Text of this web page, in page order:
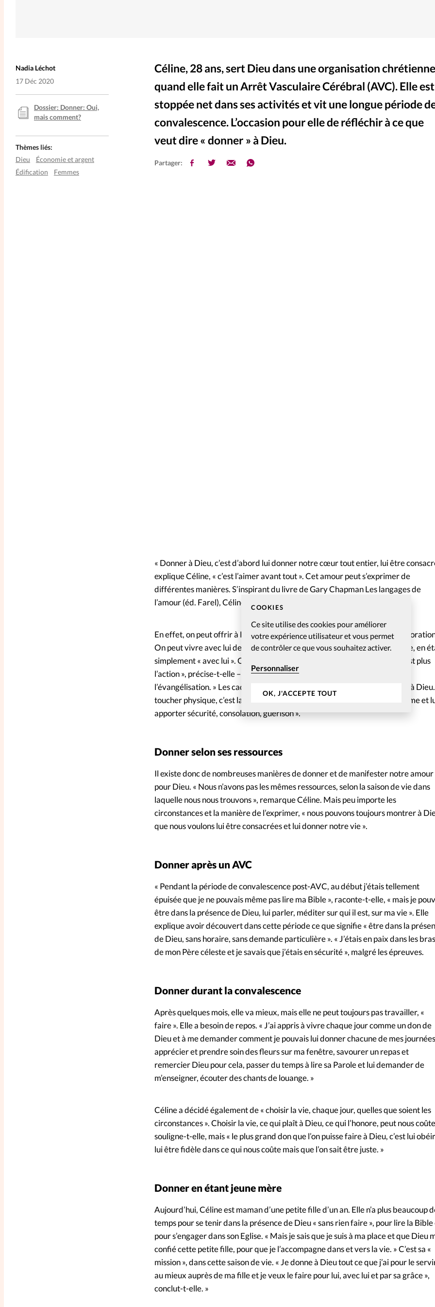
COOKIES
Ce site utilise des cookies pour améliorer
votre expérience utilisateur et vous permet
de contrôler ce que vous souhaitez activer.
Personnaliser
OK, J'ACCEPTE TOUT
Céline, 28 ans, sert Dieu dans une organisation chrétienne
quand elle fait un Arrêt Vasculaire Cérébral (AVC). Elle est
stoppée net dans ses activités et vit une longue période
convalescence. L’occasion pour elle de réfléchir à ce que
veut dire « donner » à Dieu.
Nadia Léchot
17 Déc 2020
Partager:
« Donner à Dieu, c’est d’abord lui donner notre cœur tout entier, lui être
explique Céline, « c’est l’aimer avant tout ». Cet amour peut s’exprimer de
différentes manières. S’inspirant du livre de Gary Chapman Les langages de
l’amour (éd. Farel), Céline évoque plusieurs façons de donner à Dieu.
En effet, on peut offrir à Dieu des paroles valorisantes par la louange,
On peut vivre avec lui des temps de qualité, en se tenant dans sa présence, en
simplement « avec lui ». On peut donner par les services rendus – « ça, c’est plus
l’action », précise-t-elle – « le service à l’Eglise, aux autres chrétiens ou
l’évangélisation. » Les cadeaux peuvent se référer à l’argent qu’on donne à
toucher physique, c’est laisser « Dieu, notre Père céleste, toucher notre âme et
apporter sécurité, consolation, guérison ».
Donner selon ses ressources
Il existe donc de nombreuses manières de donner et de manifester notre amour
pour Dieu. « Nous n’avons pas les mêmes ressources, selon la saison de vie dans
laquelle nous nous trouvons », remarque Céline. Mais peu importe les
circonstances et la manière de l’exprimer, « nous pouvons toujours montrer à
que nous voulons lui être consacrées et lui donner notre vie ».
Donner après un AVC
« Pendant la période de convalescence post-AVC, au début j’étais tellement
épuisée que je ne pouvais même pas lire ma Bible », raconte-t-elle, « mais je
être dans la présence de Dieu, lui parler, méditer sur qui il est, sur ma vie ». Elle
explique avoir découvert dans cette période ce que signifie « être dans la
de Dieu, sans horaire, sans demande particulière ». « J’étais en paix dans les bras
de mon Père céleste et je savais que j’étais en sécurité », malgré les épreuves.
Donner durant la convalescence
Après quelques mois, elle va mieux, mais elle ne peut toujours pas travailler, «
faire ». Elle a besoin de repos. « J’ai appris à vivre chaque jour comme un don de
Dieu et à me demander comment je pouvais lui donner chacune de mes
apprécier et prendre soin des fleurs sur ma fenêtre, savourer un repas et
remercier Dieu pour cela, passer du temps à lire sa Parole et lui demander de
m’enseigner, écouter des chants de louange. »
Céline a décidé également de « choisir la vie, chaque jour, quelles que soient les
circonstances ». Choisir la vie, ce qui plaît à Dieu, ce qui l’honore, peut nous
souligne-t-elle, mais « le plus grand don que l’on puisse faire à Dieu, c’est lui
lui être fidèle dans ce qui nous coûte mais que l’on sait être juste. »
Donner en étant jeune mère
Aujourd’hui, Céline est maman d’une petite fille d’un an. Elle n’a plus beaucoup
temps pour se tenir dans la présence de Dieu « sans rien faire », pour lire la Bible
pour s’engager dans son Eglise. « Mais je sais que je suis à ma place et que Dieu
confié cette petite fille, pour que je l’accompagne dans et vers la vie. » C’est sa «
mission », dans cette saison de vie. « Je donne à Dieu tout ce que j’ai pour le
au mieux auprès de ma fille et je veux le faire pour lui, avec lui et par sa grâce »,
conclut-t-elle. »
Dossier: Donner: Oui,
mais comment?
Thèmes liés:
Dieu
Économie et argent
Édification
Femmes